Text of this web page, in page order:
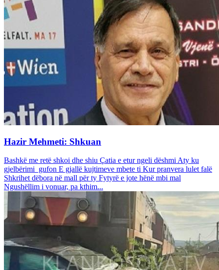
Hazir Mehmeti: Shkuan
Bashkë me retë shkoi dhe shiu Çatia e etur ngeli dëshmi Aty ku
gjelbërimi gufon E gjallë kujtimeve mbete ti Kur pranvera lulet falë
Shkrihet dëbora në mall për ty Fytyrë e jote hënë mbi mal
Ngushëllim i vonuar, pa kthim...